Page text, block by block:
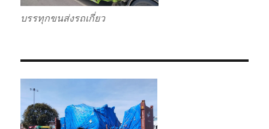
บรรทุกขนส่งรถเกี่ยว